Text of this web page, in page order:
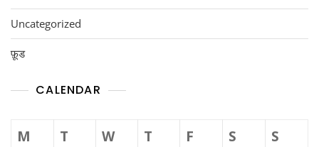
Uncategorized
फ़ूड
CALENDAR
M T W T F S
S